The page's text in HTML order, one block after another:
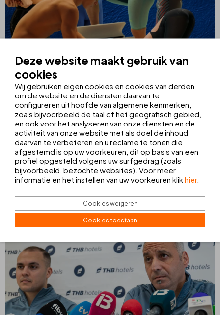
Daarnaast versterkt THB hotels haar maatschappelijke
betrokkenheid door steun te verlenen aan deVoetbalbond van
de Balearen (FFIB), en zo bij te dragen aan de ontwikkeling en
Deze website maakt gebruik van
cookies
Wij gebruiken eigen cookies en cookies van derden
om de website en de diensten daarvan te
configureren uit hoofde van algemene kenmerken,
zoals bijvoorbeeld de taal of het geografisch gebied,
en ook voor het analyseren van onze diensten en de
activiteit van onze website met als doel de inhoud
daarvan te verbeteren en u reclame te tonen die
afgestemd is op uw voorkeuren, dit op basis van een
profiel opgesteld volgens uw surfgedrag (zoals
bijvoorbeeld, bezochte websites). Voor meer
informatie en het instellen van uw voorkeuren klikhier.
Cookies weigeren
Cookies toestaan